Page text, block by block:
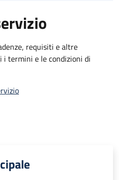
requisiti e altre
termini e le condizioni di